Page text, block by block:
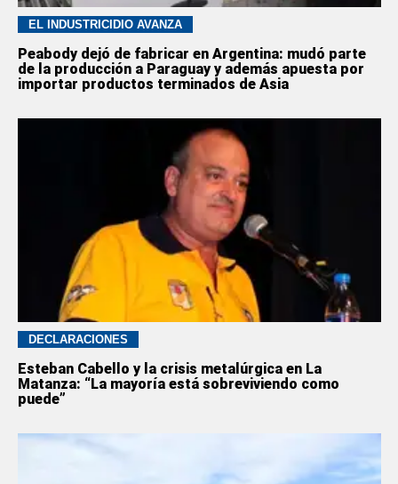
EL INDUSTRICIDIO AVANZA
Peabody dejó de fabricar en Argentina: mudó parte
de la producción a Paraguay y además apuesta por
importar productos terminados de Asia
DECLARACIONES
Esteban Cabello y la crisis metalúrgica en La
Matanza: “La mayoría está sobreviviendo como
puede”